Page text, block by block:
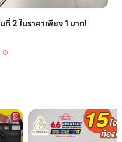
2 ในราคาเพียง 1 บาท!